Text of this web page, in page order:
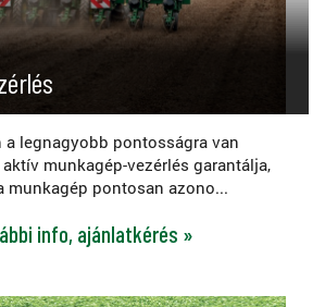
a legnagyobb pontosságra van
munkagép-vezérlés garantálja,
munkagép pontosan azono...
info, ajánlatkérés »